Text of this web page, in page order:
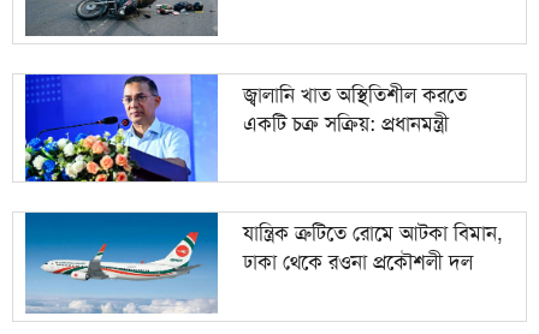
জ্বালানি খাত অস্থিতিশীল করতে
একটি চক্র সক্রিয়: প্রধানমন্ত্রী
যান্ত্রিক ত্রুটিতে রোমে আটকা বিমান,
ঢাকা থেকে রওনা প্রকৌশলী দল